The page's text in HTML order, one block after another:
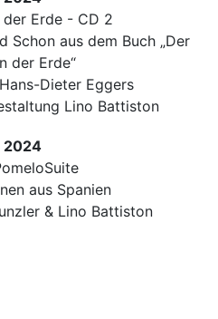
Erde - CD 2
Schon aus dem Buch „Der
der Erde“
Dieter Eggers
Lino Battiston
2024
aus Spanien
& Lino Battiston